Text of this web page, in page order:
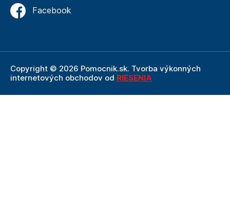
Facebook
Copyright © 2026 Pomocnik.sk. Tvorba výkonných
internetových obchodov od RIESENIA